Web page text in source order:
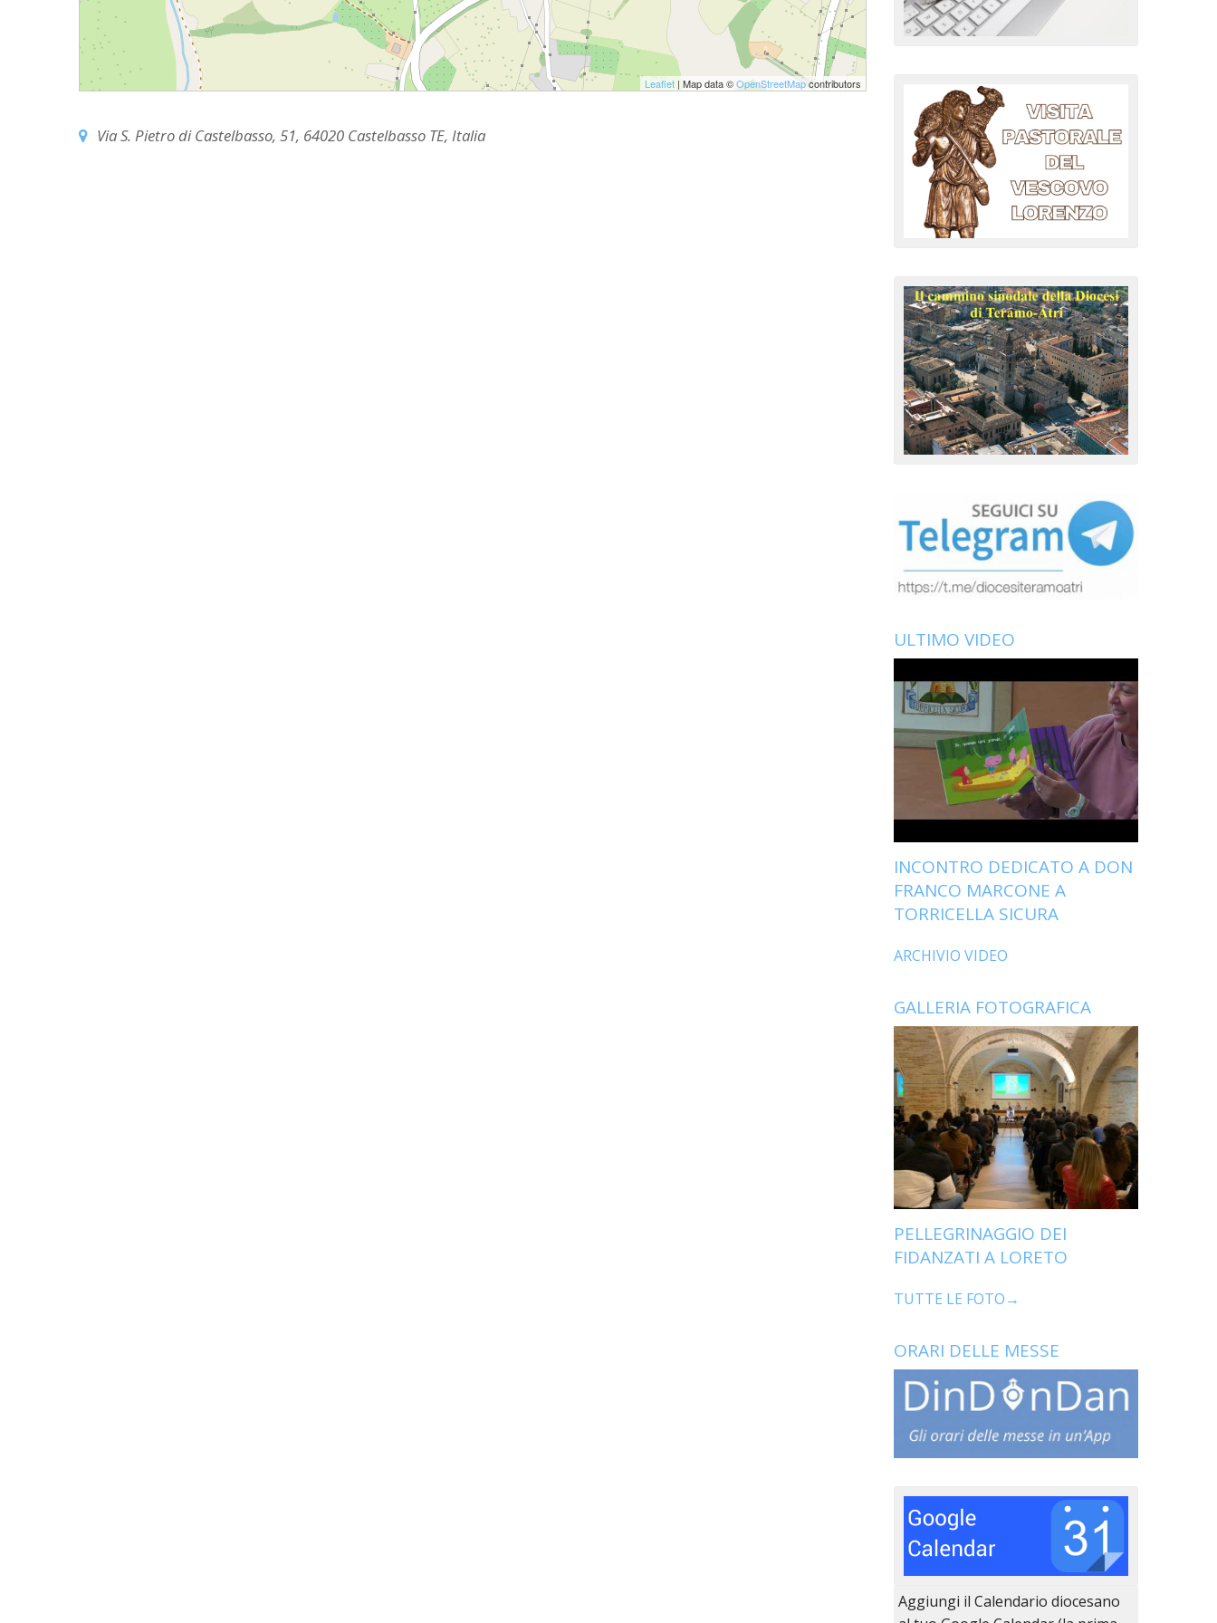
EVANGELIZZAZIONE DELLA CULTURA
PASTORALE SCOLASTICA Leaflet | Map data ©OpenStreetMapcontributors
Via S. Pietro di Castelbasso, 51, 64020 Castelbasso TE, Italia
ULTIMO VIDEO
INCONTRO DEDICATO A DON
FRANCO MARCONE A
TORRICELLA SICURA
ARCHIVIO VIDEO
GALLERIA FOTOGRAFICA
PELLEGRINAGGIO DEI
FIDANZATI A LORETO
TUTTE LE FOTO→
ORARI DELLE MESSE
Aggiungi il Calendario diocesano